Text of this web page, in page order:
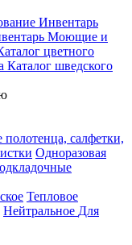
Инвентарь
Моющие и
цветного
Каталог шведского
салфетки,
Одноразовая
Тепловое
Нейтральное Для